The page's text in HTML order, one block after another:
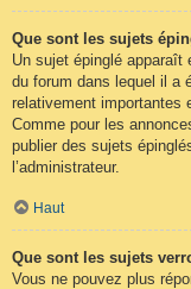
Que sont les sujets
Un sujet épinglé apparaît
du forum dans lequel il a
relativement importantes
Comme pour les
publier des sujets
l’administrateur.
Haut
Que sont les sujets
Vous ne pouvez plus